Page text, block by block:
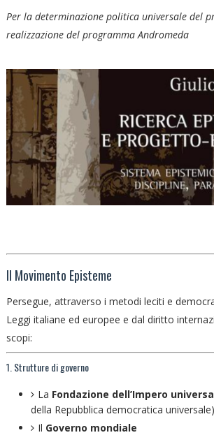
Per la determinazione politica universale del
realizzazione del programma Andromeda
Il Movimento Episteme
Persegue, attraverso i metodi leciti e
Leggi italiane ed europee e dal diritto
scopi:
1. Strutture di governo
La Fondazione dell’Impero
della Repubblica democratica universale)
Il Governo mondiale